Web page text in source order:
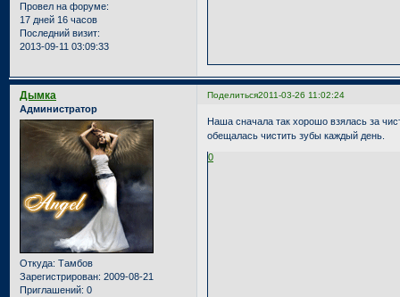
Провел на форуме:
17 дней 16 часов
Последний визит:
2013-09-11 03:09:33
Поделиться2011-03-26 11:02:24
Дымка
Администратор
Откуда: Тамбов
Зарегистрирован: 2009-08-21
Приглашений: 0
Наша сначала так хорошо взялась за
обещалась чистить зубы каждый день.
0